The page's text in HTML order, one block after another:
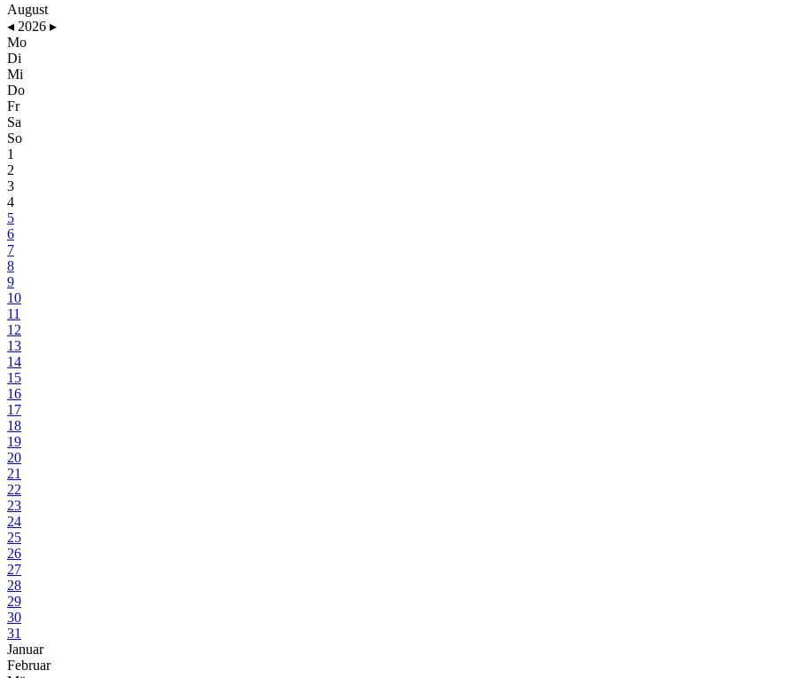
August
◂ 2026 ▸
Mo
Di
Mi
Do
Fr
Sa
So
1
2
3
4
5
6
7
8
9
10
11
12
13
14
15
16
17
18
19
20
21
22
23
24
25
26
27
28
29
30
31
Januar
Februar